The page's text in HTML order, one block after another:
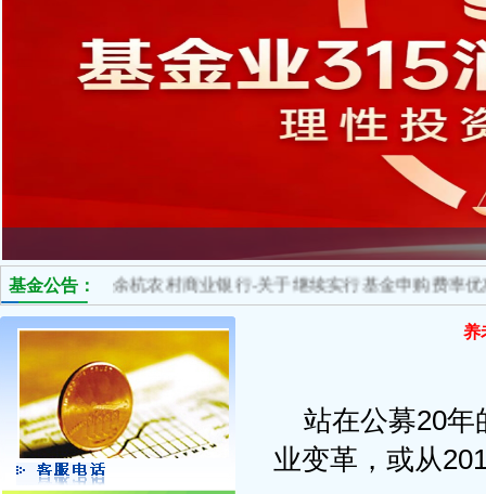
基金公告：
余杭农村商业银行-关于继续实行基金申购费率优惠的公告
养
站在公募20年
业变革，或从